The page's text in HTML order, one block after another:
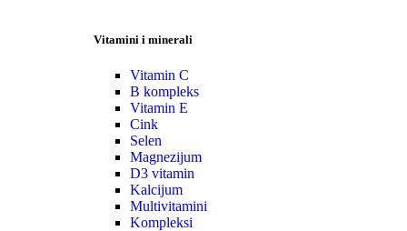
Vitamini i minerali
Vitamin C
B kompleks
Vitamin E
Cink
Selen
Magnezijum
D3 vitamin
Kalcijum
Multivitamini
Kompleksi